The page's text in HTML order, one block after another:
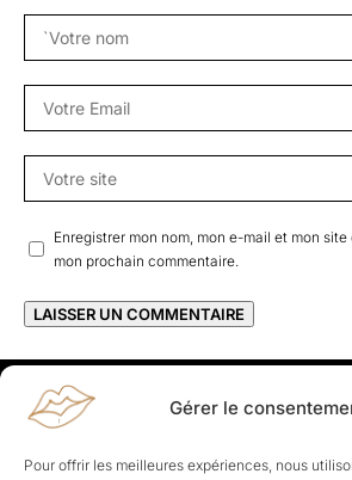
Gérer le
Pour offrir les meilleures expériences, nous
Enregistrer mon nom, mon e-mail et mon
mon prochain commentaire.
Rapporteuses
À propos de Rapporteuses :Rapporteuses,